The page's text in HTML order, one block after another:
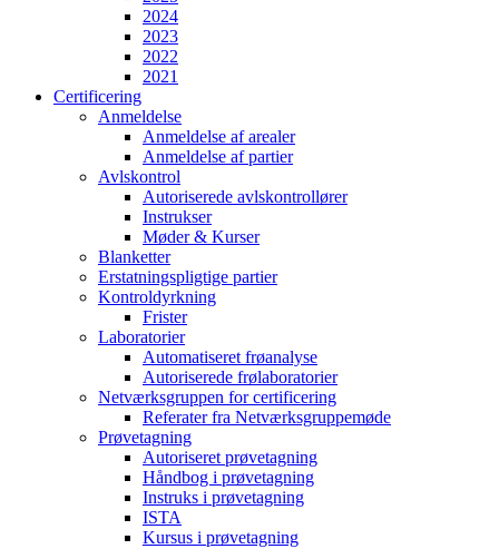
2024
2023
2022
2021
Certificering
Anmeldelse
Anmeldelse af arealer
Anmeldelse af partier
Avlskontrol
Autoriserede avlskontrollører
Instrukser
Møder & Kurser
Blanketter
Erstatningspligtige partier
Kontroldyrkning
Frister
Laboratorier
Automatiseret frøanalyse
Autoriserede frølaboratorier
Netværksgruppen for certificering
Referater fra Netværksgruppemøde
Prøvetagning
Autoriseret prøvetagning
Håndbog i prøvetagning
Instruks i prøvetagning
ISTA
Kursus i prøvetagning